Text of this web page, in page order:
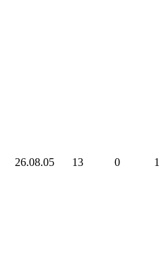
26.08.05 13 0 1